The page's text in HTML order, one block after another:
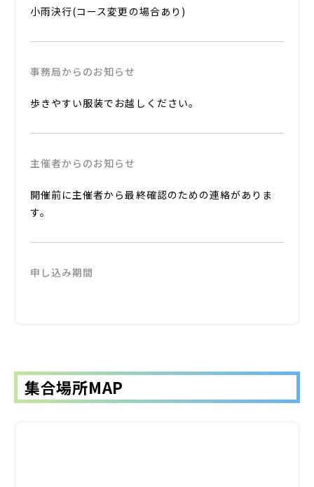
小雨決行(コース変更の場合あり)
事務局からのお知らせ
歩きやすい服装でお越しください。
主催者からのお知らせ
開催前に主催者から最終確認のための連絡がありま
す。
申し込み期間
集合場所MAP